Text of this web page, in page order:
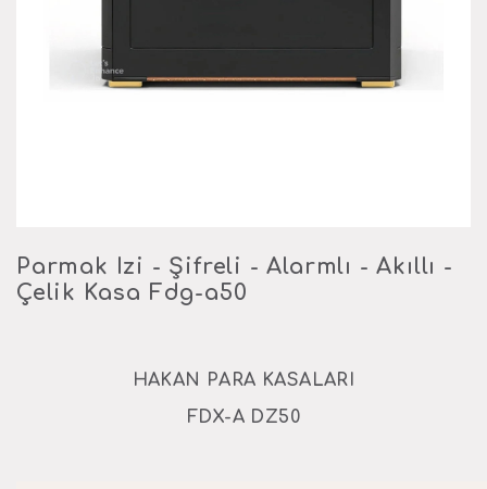
Parmak Izi - Şifreli - Alarmlı - Akıllı -
Çelik Kasa Fdg-a50
HAKAN PARA KASALARI
FDX-A DZ50